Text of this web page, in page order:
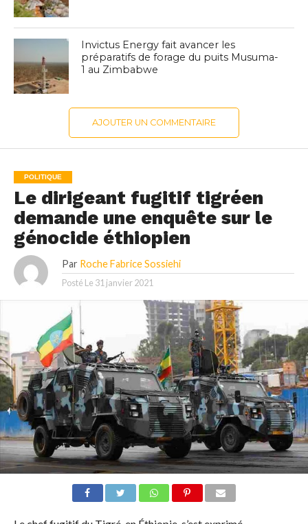
Invictus Energy fait avancer les
préparatifs de forage du puits Musuma-
1 au Zimbabwe
AJOUTER UN COMMENTAIRE
POLITIQUE
Le dirigeant fugitif tigréen
demande une enquête sur le
génocide éthiopien
Par Roche Fabrice Sossiehi
Posté Le 31 janvier 2021